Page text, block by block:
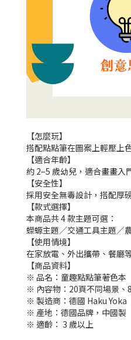
【怎麼玩】
搭配點點筆在圖案上輕壓上
【適合年齡】
約 2–5 歲幼兒，適合畫畫入
【安全性】
採用安全無毒設計，搭配厚
【款式選擇】
本商品共 4 款主題可選：
蠑螈主題／交通工具主題／
【使用情境】
在家放電、外出攜帶、餐廳
【商品資料】
※ 品名：童趣點點筆著色本
※ 內容物：20頁不同場景、
※ 製造商：德國 Haku Yoka
※ 產地：德國品牌，中國製
※ 適齡： 3 歲以上